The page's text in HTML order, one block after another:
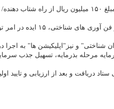
در این فراخوان، استارتاپ ها باید عضو یک شتابدهنده/مرکز رشد
محققان و پژوهشگران فعال در
و نیز"اپلیکیشن ها" به اجرا
مرحله بذرمایه، تسهیل جذب
دریافت و بعد از ارزیابی و تایید